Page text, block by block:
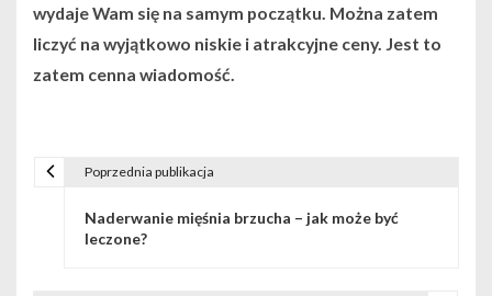
wydaje Wam się na samym początku. Można zatem
liczyć na wyjątkowo niskie i atrakcyjne ceny. Jest to
zatem cenna wiadomość.
Poprzednia publikacja
Naderwanie mięśnia brzucha – jak może być
leczone?